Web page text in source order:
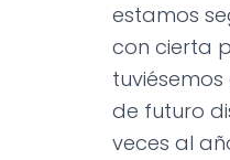
estamos
con cierta
de futuro
veces al